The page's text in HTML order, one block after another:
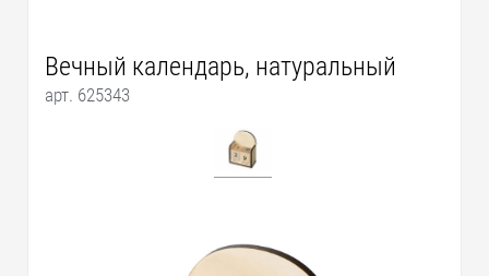
Вечный календарь, натуральный
арт. 625343